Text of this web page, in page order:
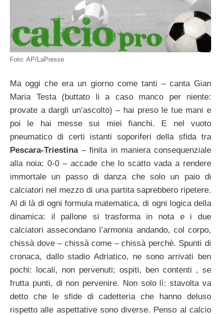
Foto: AP/LaPresse
Ma oggi che era un giorno come tanti – canta Gian
Maria Testa (buttato li a caso manco per niente:
provate a dargli un’ascolto) – hai preso le tue mani e
poi le hai messe sui miei fianchi. E nel vuoto
pneumatico di certi istanti soporiferi della sfida tra
Pescara-Triestina– finita in maniera consequenziale
alla noia: 0-0 – accade che lo scatto vada a rendere
immortale un passo di danza che solo un paio di
calciatori nel mezzo di una partita saprebbero ripetere.
Al di là di ogni formula matematica, di ogni logica della
dinamica: il pallone si trasforma in nota e i due
calciatori assecondano l’armonia andando, col corpo,
chissà dove – chissà come – chissà perchè. Spunti di
cronaca, dallo stadio Adriatico, ne sono arrivati ben
pochi: locali, non pervenuti; ospiti, ben contenti , se
frutta punti, di non pervenire. Non solo lì: stavolta va
detto che le sfide di cadetteria che hanno deluso
rispetto alle aspettative sono diverse. Penso al calcio